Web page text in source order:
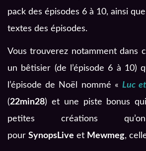
pack des épisodes 6 à 10, ainsi
textes des épisodes.
Vous trouverez notamment dans
un bêtisier (de l’épisode 6 à 10)
l’épisode de Noël nommé « Luc
(22min28) et une piste bonus
petites créations
pour SynopsLive et Mewmeg,